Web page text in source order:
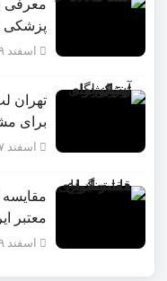
معرفی
پزشکی
اسفند ۲۹, ۱۴۰۲
تهران
برای
اسفند ۲۷, ۱۴۰۲
معتبر
اسفند ۲۹, ۱۴۰۲